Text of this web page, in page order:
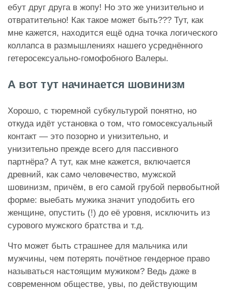
ебут друг друга в жопу! Но это же унизительно и
отвратительно! Как такое может быть??? Тут, как
мне кажется, находится ещё одна точка логического
коллапса в размышлениях нашего усреднённого
гетеросексуально-гомофобного Валеры.
А вот тут начинается шовинизм
Хорошо, с тюремной субкультурой понятно, но
откуда идёт установка о том, что гомосексуальный
контакт — это позорно и унизительно, и
унизительно прежде всего для пассивного
партнёра? А тут, как мне кажется, включается
древний, как само человечество, мужской
шовинизм, причём, в его самой грубой первобытной
форме: выебать мужика значит уподобить его
женщине, опустить (!) до её уровня, исключить из
сурового мужского братства и т.д.
Что может быть страшнее для мальчика или
мужчины, чем потерять почётное гендерное право
называться настоящим мужиком? Ведь даже в
современном обществе, увы, по действующим